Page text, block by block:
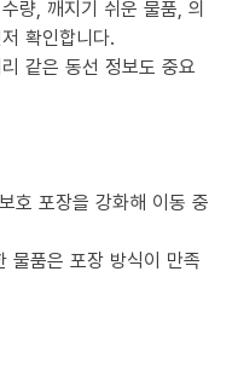
량, 깨지기 쉬운 물품, 의
확인합니다.
같은 동선 정보도 중요
호 포장을 강화해 이동 중
물품은 포장 방식이 만족